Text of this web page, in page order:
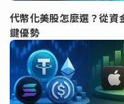
代幣化美股怎麼選？從
鍵優勢